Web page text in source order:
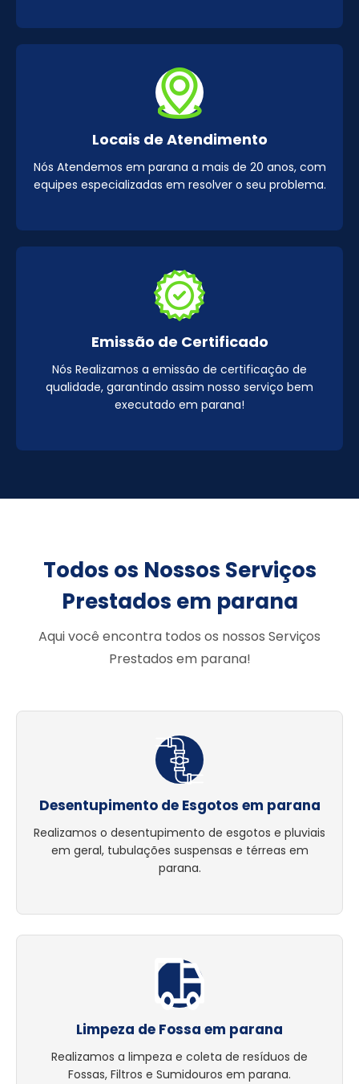
Locais de Atendimento
Nós Atendemos em parana a mais de 20 anos, com
equipes especializadas em resolver o seu problema.
Emissão de Certificado
Nós Realizamos a emissão de certificação de
qualidade, garantindo assim nosso serviço bem
executado em parana!
Todos os Nossos Serviços
Prestados em parana
Aqui você encontra todos os nossos Serviços
Prestados em parana!
Desentupimento de Esgotos em parana
Realizamos o desentupimento de esgotos e pluviais
em geral, tubulações suspensas e térreas em
parana.
Limpeza de Fossa em parana
Realizamos a limpeza e coleta de resíduos de
Fossas, Filtros e Sumidouros em parana.